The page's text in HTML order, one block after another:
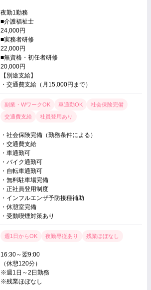
夜勤1勤務
■介護福祉士
24,000円
■実務者研修
22,000円
■無資格・初任者研修
20,000円
【別途支給】
・交通費支給（月15,000円まで）
副業・WワークOK 車通勤OK
社会保険完備
交通費支給
社員登用あり
・社会保険完備（勤務条件による）
・交通費支給
・車通勤可
・バイク通勤可
・自転車通勤可
・無料駐車場完備
・正社員登用制度
・インフルエンザ予防接種補助
・休憩室完備
・受動喫煙対策あり
週1日からOK 夜勤専従あり 残業ほぼなし
16:30～翌9:00
（休憩120分）
※週1日～2日勤務
※残業ほぼなし